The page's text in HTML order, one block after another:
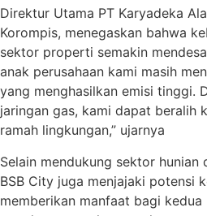
Direktur Utama PT Karyadeka
Korompis, menegaskan bahwa
sektor properti semakin
anak perusahaan kami masih
yang menghasilkan emisi tinggi.
jaringan gas, kami dapat beralih
ramah lingkungan,” ujarnya
Selain mendukung sektor hunian
BSB City juga menjajaki potensi
memberikan manfaat bagi kedua